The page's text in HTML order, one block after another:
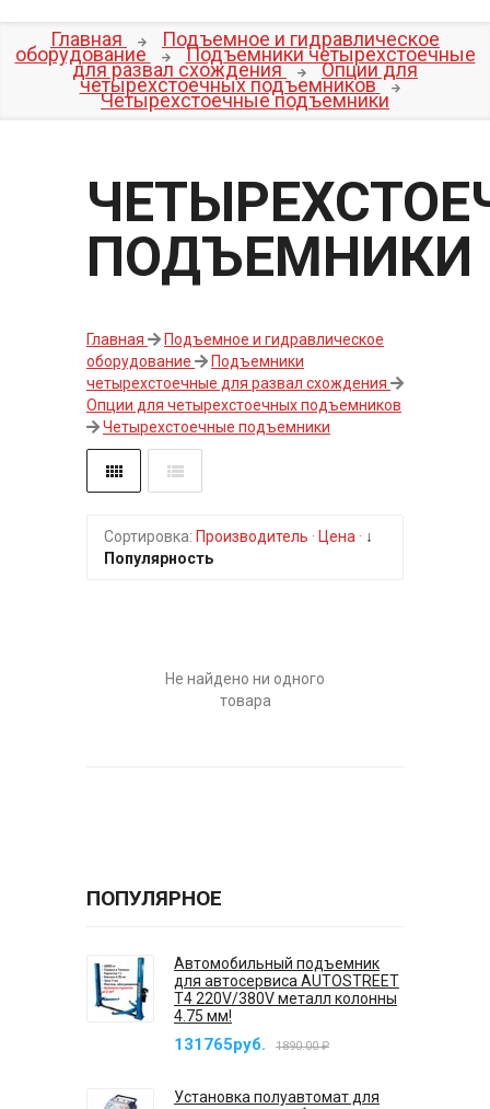
Главная Подъемное и гидравлическое
оборудование Подъемники четырехстоечные
для развал схождения Опции для
четырехстоечных подъемников
Четырехстоечные подъемники
ПОДЪЕМНИКИ
Главная
Подъемное и гидравлическое
оборудование
Подъемники
четырехстоечные для развал схождения
Опции для четырехстоечных подъемников
Четырехстоечные подъемники
Сортировка: Производитель · Цена · ↓
Популярность
Не найдено ни одного
товара
ПОПУЛЯРНОЕ
Автомобильный подъемник
для автосервиса AUTOSTREET
T4 220V/380V металл колонны
4.75 мм!
131765руб. 1890.00 ₽
Установка полуавтомат для